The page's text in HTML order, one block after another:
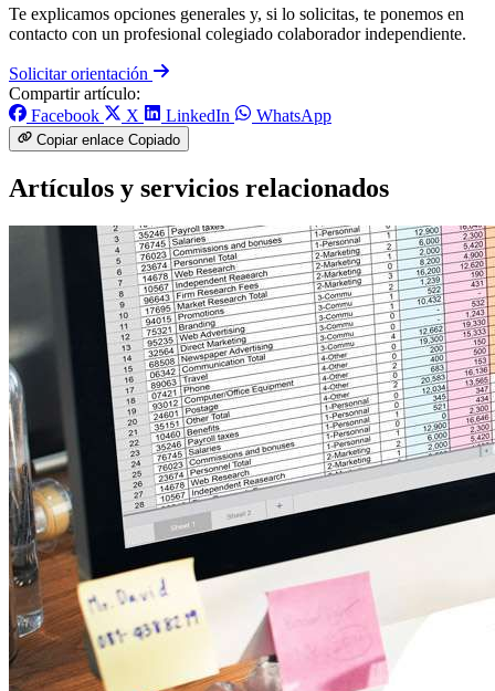
Te explicamos opciones generales y, si lo solicitas, te ponemos en
contacto con un profesional colegiado colaborador independiente.
Solicitar orientación
Compartir artículo:
Facebook
X LinkedIn WhatsApp
Copiar enlace Copiado
Artículos y servicios relacionados